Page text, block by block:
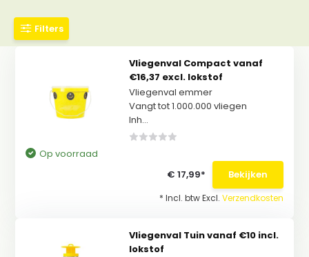
Filters
Vliegenval Compact vanaf
€16,37 excl. lokstof
Vliegenval emmer
Vangt tot 1.000.000 vliegen
Inh...
Op voorraad
€ 17,99*
Bekijken
* Incl. btw Excl. Verzendkosten
Vliegenval Tuin vanaf €10 incl.
lokstof